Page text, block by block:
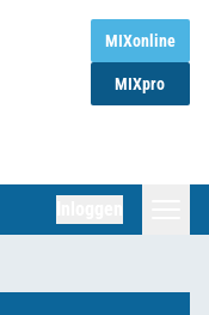
MIXonline
MIXpro